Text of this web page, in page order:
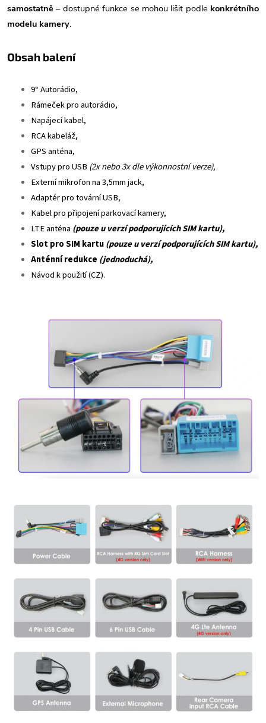
samostatně – dostupné funkce se mohou lišit podle konkrétního
modelu kamery.
Obsah balení
9“ Autorádio,
Rámeček pro autorádio,
Napájecí kabel,
RCA kabeláž,
GPS anténa,
Vstupy pro USB (2x nebo 3x dle výkonnostní verze),
Externí mikrofon na 3,5mm jack,
Adaptér pro tovární USB,
Kabel pro připojení parkovací kamery,
LTE anténa (pouze u verzí podporujících SIM kartu),
Slot pro SIM kartu(pouze u verzí podporujících SIM kartu),
Anténní redukce (jednoduchá),
Návod k použití (CZ).